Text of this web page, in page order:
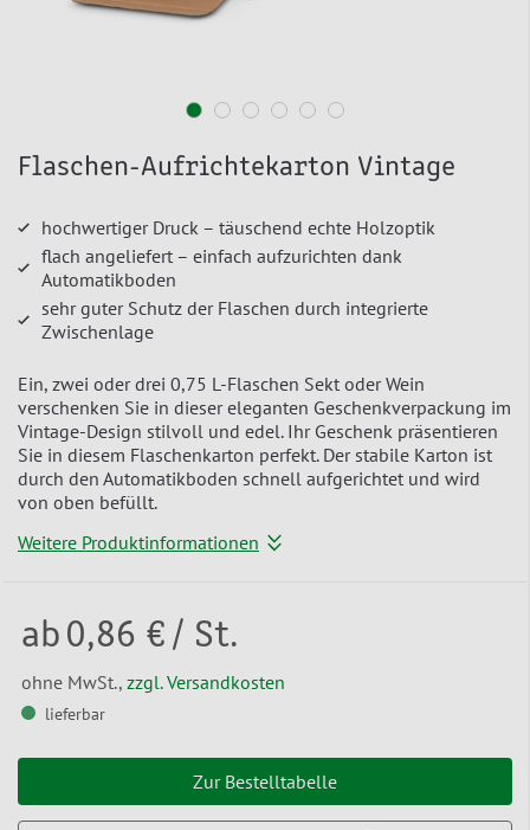
Flaschen-Aufrichtekarton Vintage
hochwertiger Druck – täuschend echte Holzoptik
flach angeliefert – einfach aufzurichten dank
Automatikboden
sehr guter Schutz der Flaschen durch integrierte
Zwischenlage
Ein, zwei oder drei 0,75 L-Flaschen Sekt oder Wein
verschenken Sie in dieser eleganten Geschenkverpackung im
Vintage-Design stilvoll und edel. Ihr Geschenk präsentieren
Sie in diesem Flaschenkarton perfekt. Der stabile Karton ist
durch den Automatikboden schnell aufgerichtet und wird
von oben befüllt.
Weitere Produktinformationen
ab 0,86 € / St.
ohne MwSt., zzgl. Versandkosten
lieferbar
Zur Bestelltabelle